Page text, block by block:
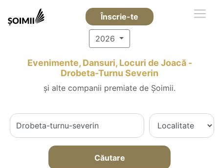
Înscrie-te
2026
Evenimente, Dansuri, Locuri de Joacă -
Drobeta-Turnu Severin
și alte companii premiate de Șoimii.
Căutare